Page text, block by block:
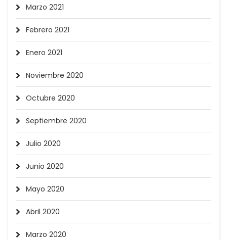
Marzo 2021
Febrero 2021
Enero 2021
Noviembre 2020
Octubre 2020
Septiembre 2020
Julio 2020
Junio 2020
Mayo 2020
Abril 2020
Marzo 2020